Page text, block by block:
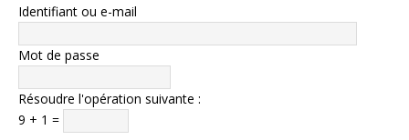
Identifiant ou e-mail
Mot de passe
Résoudre l'opération suivante :
9 + 1 =